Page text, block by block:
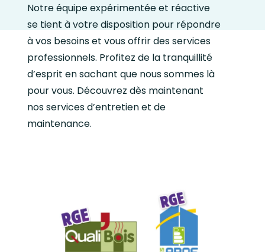
Notre équipe expérimentée et réactive
se tient à votre disposition pour répondre
à vos besoins et vous offrir des services
professionnels. Profitez de la tranquillité
d’esprit en sachant que nous sommes là
pour vous. Découvrez dès maintenant
nos services d’entretien et de
maintenance.